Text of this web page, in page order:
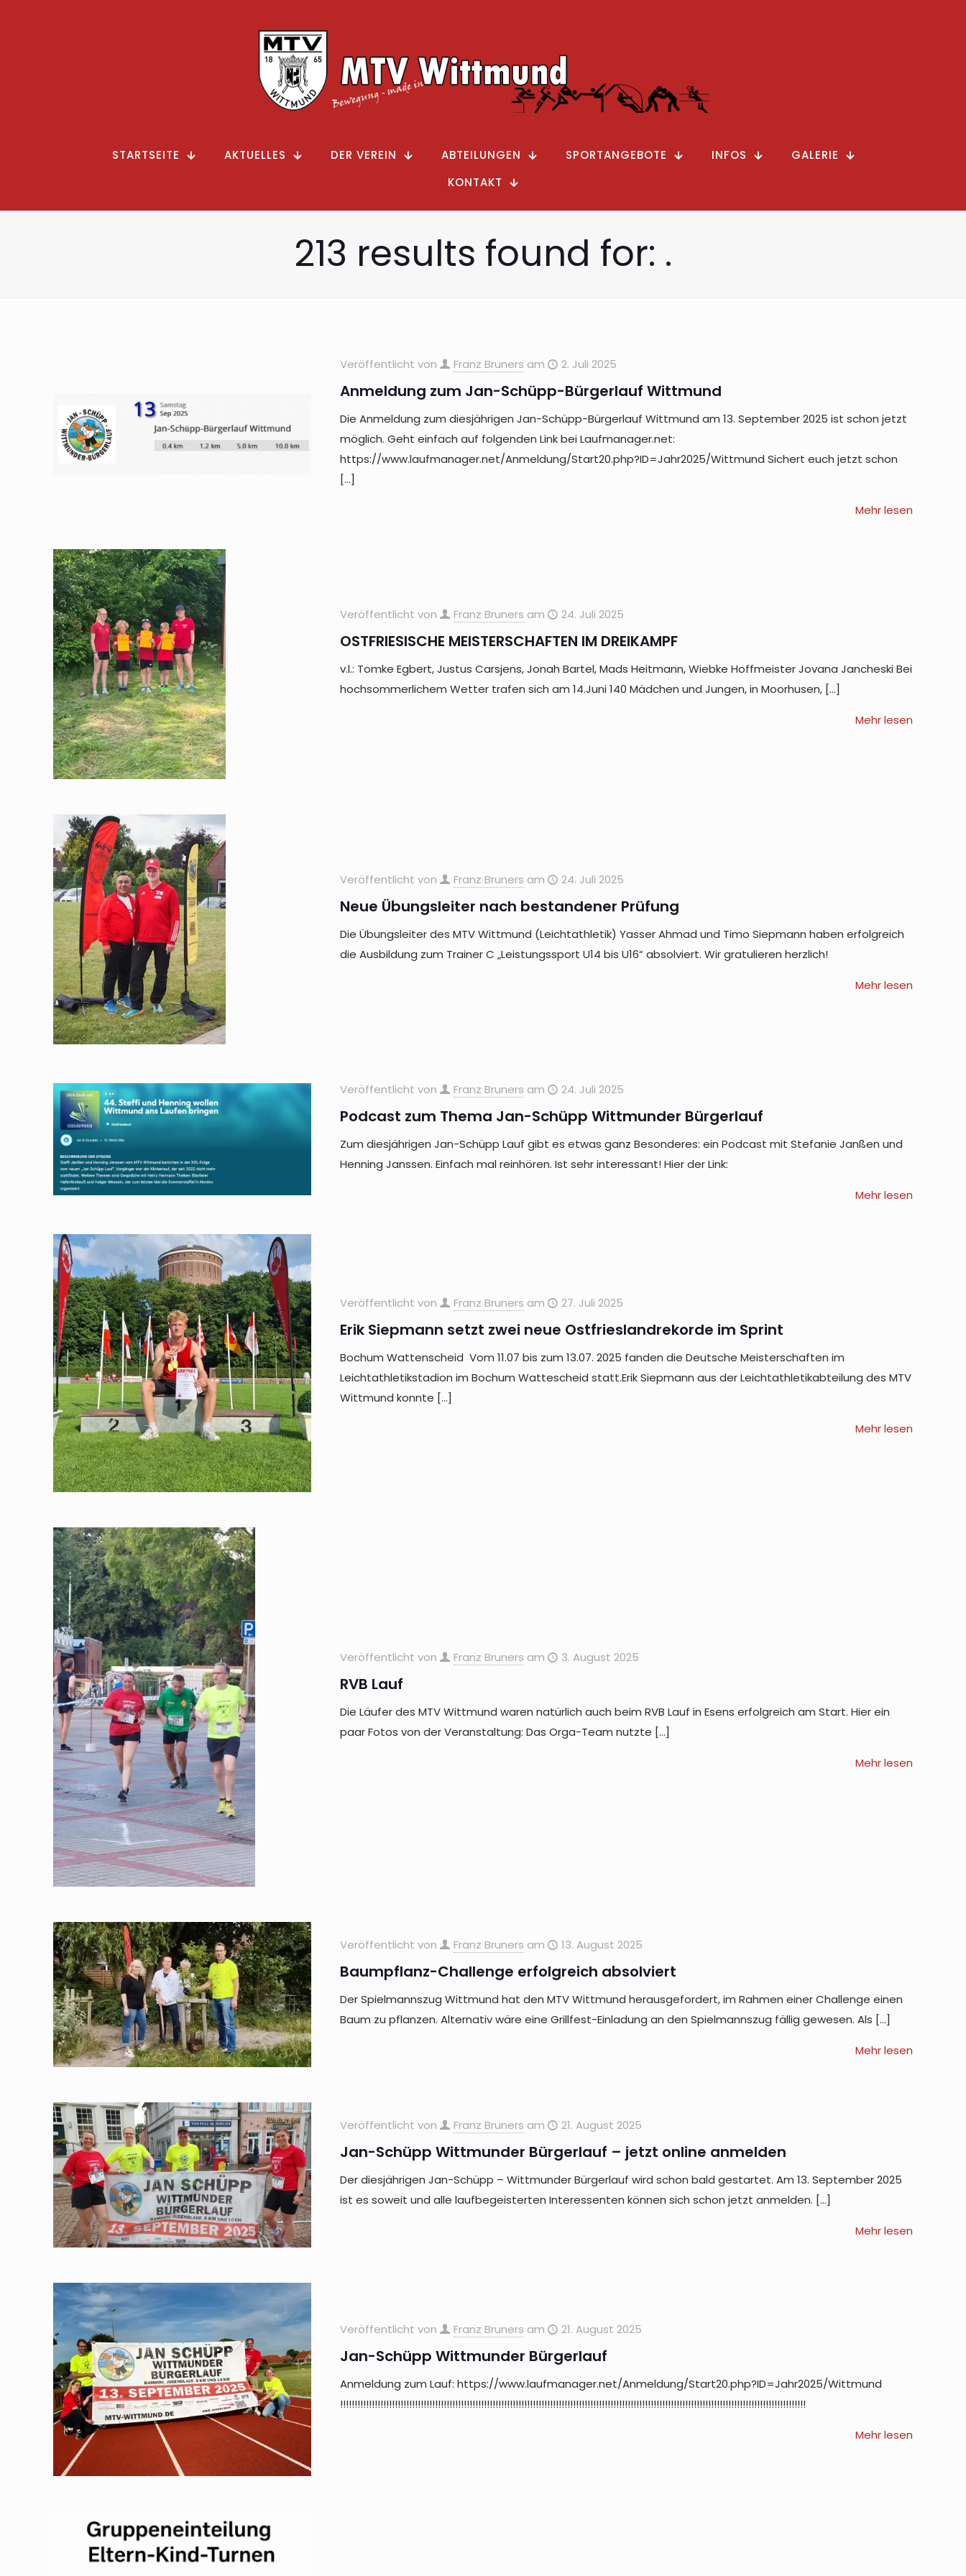
STARTSEITE AKTUELLES DER VEREIN ABTEILUNGEN SPORTANGEBOTE INFOS
GALERIE
KONTAKT
213 results found for: .
Veröffentlicht von Franz Bruners am 2. Juli 2025
Anmeldung zum Jan-Schüpp-Bürgerlauf Wittmund
Die Anmeldung zum diesjährigen Jan-Schüpp-Bürgerlauf Wittmund am 13. September 2025 ist schon jetzt
möglich. Geht einfach auf folgenden Link bei Laufmanager.net:
https://www.laufmanager.net/Anmeldung/Start20.php?ID=Jahr2025/Wittmund Sichert euch jetzt schon
[…]
Mehr lesen
Veröffentlicht von Franz Bruners am 24. Juli 2025
OSTFRIESISCHE MEISTERSCHAFTEN IM DREIKAMPF
v.l.: Tomke Egbert, Justus Carsjens, Jonah Bartel, Mads Heitmann, Wiebke Hoffmeister Jovana Jancheski Bei
hochsommerlichem Wetter trafen sich am 14.Juni 140 Mädchen und Jungen, in Moorhusen,[…]
Mehr lesen
Veröffentlicht von Franz Bruners am 24. Juli 2025
Neue Übungsleiter nach bestandener Prüfung
Die Übungsleiter des MTV Wittmund (Leichtathletik) Yasser Ahmad und Timo Siepmann haben erfolgreich
die Ausbildung zum Trainer C „Leistungssport U14 bis U16“ absolviert. Wir gratulieren herzlich!
Mehr lesen
Veröffentlicht von Franz Bruners am 24. Juli 2025
Podcast zum Thema Jan-Schüpp Wittmunder Bürgerlauf
Zum diesjährigen Jan-Schüpp Lauf gibt es etwas ganz Besonderes: ein Podcast mit Stefanie Janßen und
Henning Janssen. Einfach mal reinhören. Ist sehr interessant! Hier der Link:
Mehr lesen
Veröffentlicht von Franz Bruners am 27. Juli 2025
Erik Siepmann setzt zwei neue Ostfrieslandrekorde im Sprint
Bochum Wattenscheid Vom 11.07 bis zum 13.07. 2025 fanden die Deutsche Meisterschaften im
Leichtathletikstadion im Bochum Wattescheid statt.Erik Siepmann aus der Leichtathletikabteilung des MTV
Wittmund konnte […]
Mehr lesen
Veröffentlicht von Franz Bruners am 3. August 2025
RVB Lauf
Die Läufer des MTV Wittmund waren natürlich auch beim RVB Lauf in Esens erfolgreich am Start. Hier ein
paar Fotos von der Veranstaltung: Das Orga-Team nutzte […]
Mehr lesen
Veröffentlicht von Franz Bruners am 13. August 2025
Baumpflanz-Challenge erfolgreich absolviert
Der Spielmannszug Wittmund hat den MTV Wittmund herausgefordert, im Rahmen einer Challenge einen
Baum zu pflanzen. Alternativ wäre eine Grillfest-Einladung an den Spielmannszug fällig gewesen. Als […]
Mehr lesen
Veröffentlicht von Franz Bruners am 21. August 2025
Jan-Schüpp Wittmunder Bürgerlauf – jetzt online anmelden
Der diesjährigen Jan-Schüpp – Wittmunder Bürgerlauf wird schon bald gestartet. Am 13. September 2025
ist es soweit und alle laufbegeisterten Interessenten können sich schon jetzt anmelden. […]
Mehr lesen
Veröffentlicht von Franz Bruners am 21. August 2025
Jan-Schüpp Wittmunder Bürgerlauf
Anmeldung zum Lauf: https://www.laufmanager.net/Anmeldung/Start20.php?ID=Jahr2025/Wittmund
!!!!!!!!!!!!!!!!!!!!!!!!!!!!!!!!!!!!!!!!!!!!!!!!!!!!!!!!!!!!!!!!!!!!!!!!!!!!!!!!!!!!!!!!!!!!!!!!!!!!!!!!!!!!!!!!!!!!!!!!!!!!!!!!!!!!!!!!!!!!!!!!!!!!!!!!!!!!!!!!!!
Mehr lesen